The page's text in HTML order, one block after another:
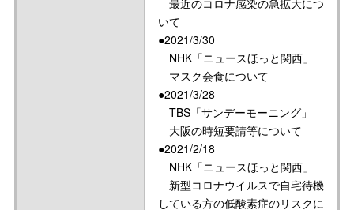
最近のコロナ感染の急拡大につ
いて
●2021/3/30
NHK「ニュースほっと関西」
マスク会食について
●2021/3/28
TBS「サンデーモーニング」
大阪の時短要請等について
●2021/2/18
NHK「ニュースほっと関西」
新型コロナウイルスで自宅待機
している方の低酸素症のリスクに